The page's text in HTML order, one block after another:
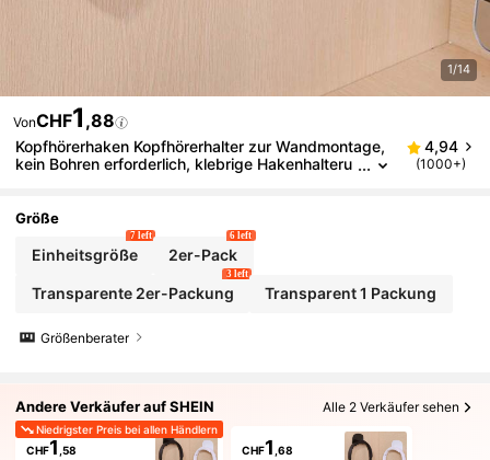
1/14
VonCHF1 ,88
Kopfhörerhaken Kopfhörerhalter zur Wandmontage,
kein Bohren erforderlich, klebrige Hakenhalteru
4,94
(1000+)
Größe
Einheitsgröße
7 left
2er-Pack
6 left
Transparente 2er-Packung
3 left
Transparent 1 Packung
Größenberater
Andere Verkäufer auf SHEIN Alle 2 Verkäufer sehen
Niedrigster Preis bei allen Händlern
CHF1 ,58 CHF1 ,68